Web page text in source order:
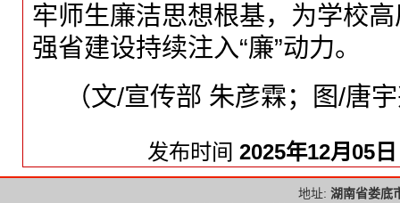
牢师生廉洁思想根基，为学校
强省建设持续注入“廉”动力。
（文/宣传部 朱彦霖；图/唐
发布时间 2025年12月05日
地址: 湖南省娄底